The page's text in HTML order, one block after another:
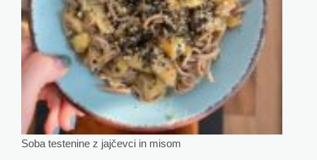
Soba testenine z jajčevci in misom